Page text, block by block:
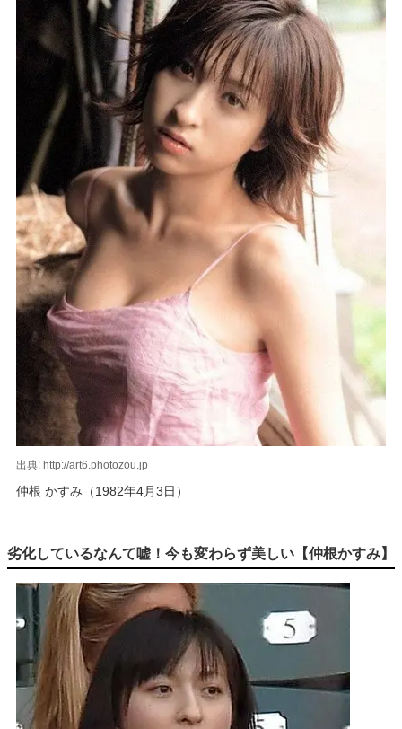
出典: http://art6.photozou.jp
仲根 かすみ（1982年4月3日）
劣化しているなんて嘘！今も変わらず美しい【仲根かすみ】